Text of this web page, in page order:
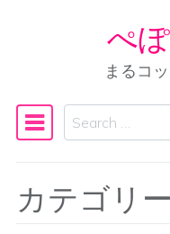
Skip to content
ぺ
まるコ
Main
Search
カテゴリ